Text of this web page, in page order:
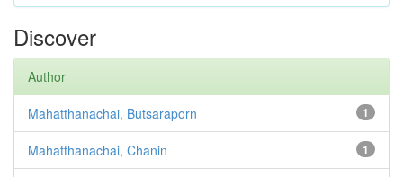
Discover
Author
1
Mahatthanachai, Butsaraporn
1
Mahatthanachai, Chanin